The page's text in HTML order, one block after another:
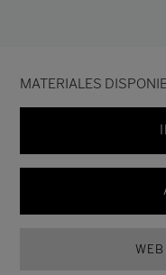
MATERIALES